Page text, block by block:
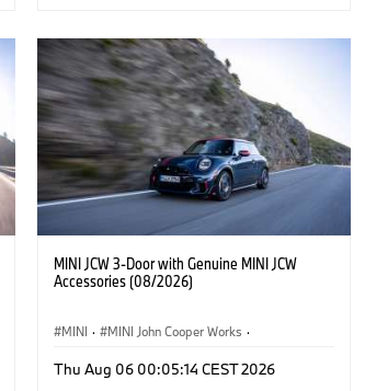
MINI JCW 3-Door with Genuine MINI JCW
Accessories (08/2026)
MINI · MINI John Cooper Works ·
Optional Extras, Accessories
Thu Aug 06 00:05:14 CEST 2026